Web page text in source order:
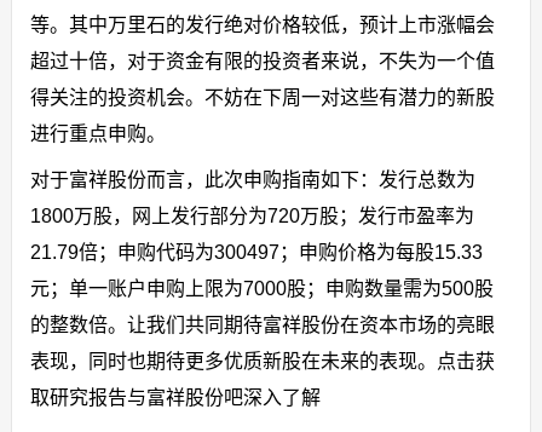
等。其中万里石的发行绝对价格较低，预计上市涨幅会
超过十倍，对于资金有限的投资者来说，不失为一个值
得关注的投资机会。不妨在下周一对这些有潜力的新股
进行重点申购。
对于富祥股份而言，此次申购指南如下：发行总数为
1800万股，网上发行部分为720万股；发行市盈率为
21.79倍；申购代码为300497；申购价格为每股15.33
元；单一账户申购上限为7000股；申购数量需为500股
的整数倍。让我们共同期待富祥股份在资本市场的亮眼
表现，同时也期待更多优质新股在未来的表现。点击获
取研究报告与富祥股份吧深入了解